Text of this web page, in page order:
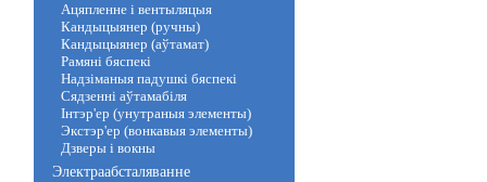
Ацяпленне і вентыляцыя
Кандыцыянер (ручны)
Кандыцыянер (аўтамат)
Рамяні бяспекі
Надзіманыя падушкі бяспекі
Сядзенні аўтамабіля
Інтэр'ер (унутраныя элементы)
Экстэр'ер (вонкавыя элементы)
Дзверы і вокны
Электраабсталяванне